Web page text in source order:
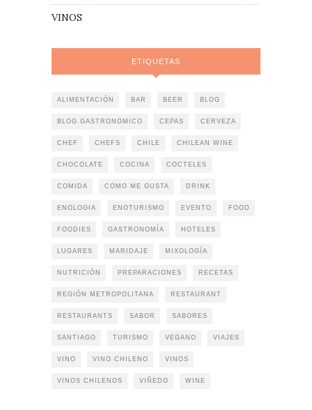
VINOS
ETIQUETAS
ALIMENTACIÓN BAR BEER BLOG
BLOG GASTRONOMICO CEPAS CERVEZA
CHEF CHEFS CHILE CHILEAN WINE
CHOCOLATE COCINA COCTELES
COMIDA COMO ME GUSTA DRINK
ENOLOGIA ENOTURISMO EVENTO FOOD
FOODIES GASTRONOMÍA HOTELES
LUGARES MARIDAJE MIXOLOGÍA
NUTRICIÓN PREPARACIONES RECETAS
REGIÓN METROPOLITANA RESTAURANT
RESTAURANTS SABOR SABORES
SANTIAGO TURISMO VEGANO VIAJES
VINO VINO CHILENO VINOS
VINOS CHILENOS VIÑEDO WINE